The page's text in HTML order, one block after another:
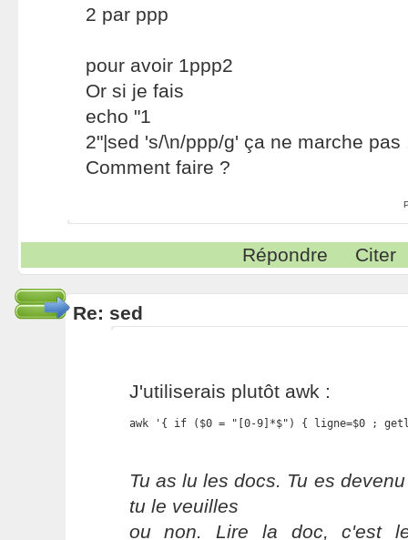
2 par ppp
pour avoir 1ppp2
Or si je fais
echo "1
2"|sed 's/\n/ppp/g' ça ne marche pas
Comment faire ?
Répondre Citer
Re: sed
J'utiliserais plutôt awk :
awk '{ if ($0 = "[0-9]*$") { ligne=$0 ;
Tu as lu les docs. Tu es
tu le veuilles
ou non. Lire la doc, c'est